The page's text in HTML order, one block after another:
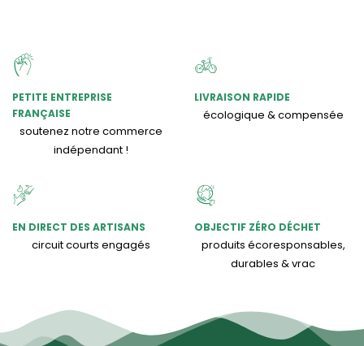
PETITE ENTREPRISE
FRANÇAISE
soutenez notre commerce
indépendant !
LIVRAISON RAPIDE
écologique & compensée
EN DIRECT DES ARTISANS
circuit courts engagés
OBJECTIF ZÉRO DÉCHET
produits écoresponsables,
durables & vrac